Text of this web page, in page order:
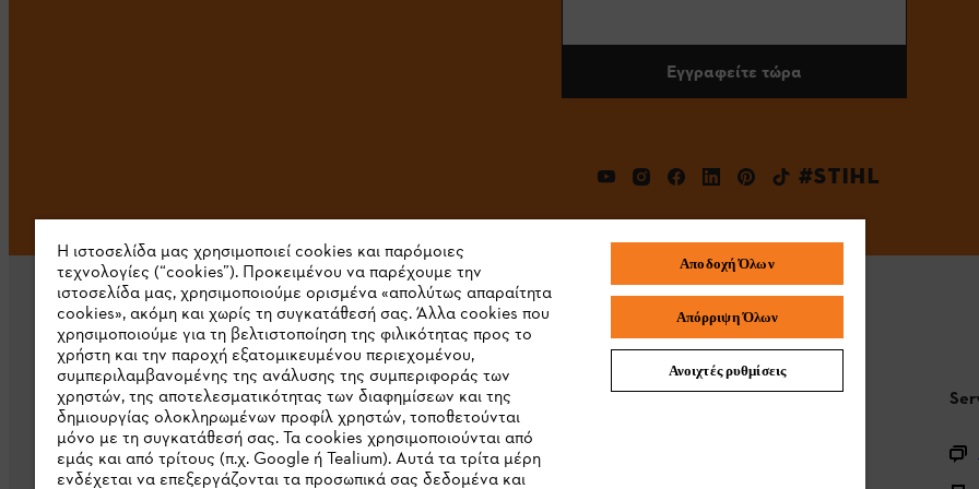
Εγγραφείτε τώρα
#STIHL
Εταιρεία
Σχετικά με εμάς
STIHL Συχνές ερωτήσεις
Η ιστοσελίδα μας χρησιμοποιεί cookies και παρόμοιες
τεχνολογίες (“cookies”). Προκειμένου να παρέχουμε την
ιστοσελίδα μας, χρησιμοποιούμε ορισμένα «απολύτως απαραίτητα
cookies», ακόμη και χωρίς τη συγκατάθεσή σας. Άλλα cookies που
χρησιμοποιούμε για τη βελτιστοποίηση της φιλικότητας προς το
χρήστη και την παροχή εξατομικευμένου περιεχομένου,
συμπεριλαμβανομένης της ανάλυσης της συμπεριφοράς των
χρηστών, της αποτελεσματικότητας των διαφημίσεων και της
δημιουργίας ολοκληρωμένων προφίλ χρηστών, τοποθετούνται
μόνο με τη συγκατάθεσή σας. Τα cookies χρησιμοποιούνται από
εμάς και από τρίτους (π.χ. Google ή Tealium). Αυτά τα τρίτα μέρη
ενδέχεται να επεξεργάζονται τα προσωπικά σας δεδομένα και
Αποδοχή Όλων
Απόρριψη Όλων
Ανοιχτές ρυθμίσεις